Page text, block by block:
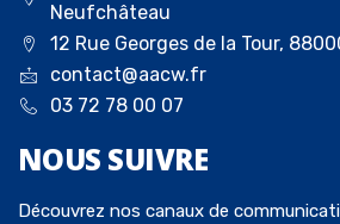
Neufchâteau
12 Rue Georges de la Tour,
contact@aacw.fr
03 72 78 00 07
NOUS SUIVRE
Découvrez nos canaux de